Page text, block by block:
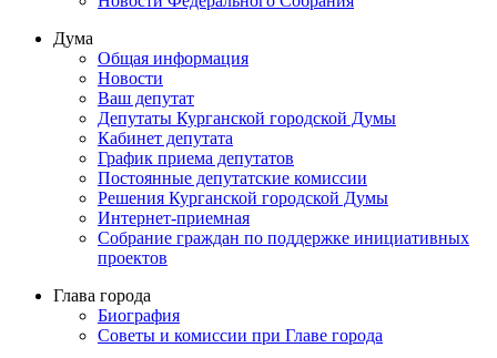
Дума
Общая информация
Новости
Ваш депутат
Депутаты Курганской городской Думы
Кабинет депутата
График приема депутатов
Постоянные депутатские комиссии
Решения Курганской городской Думы
Интернет-приемная
Собрание граждан по поддержке инициативных
проектов
Глава города
Биография
Советы и комиссии при Главе города